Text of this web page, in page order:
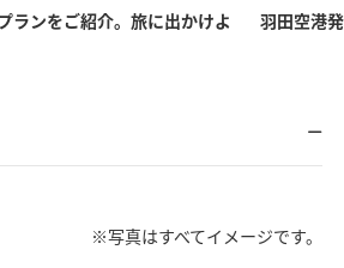
ランをご紹介。旅に出かけよ
羽田空港
※写真はすべてイメージです。